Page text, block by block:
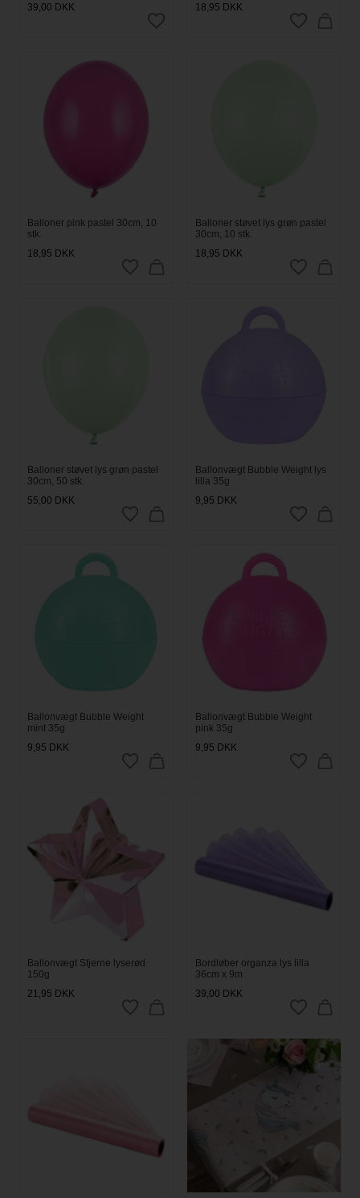
39,00 DKK
18,95 DKK
Balloner pink pastel 30cm, 10
stk.
18,95 DKK
Balloner støvet lys grøn pastel
30cm, 10 stk.
18,95 DKK
Balloner støvet lys grøn pastel
30cm, 50 stk.
55,00 DKK
Ballonvægt Bubble Weight lys
lilla 35g
9,95 DKK
Ballonvægt Bubble Weight
mint 35g
9,95 DKK
Ballonvægt Bubble Weight
pink 35g
9,95 DKK
Ballonvægt Stjerne lyserød
150g
21,95 DKK
Bordløber organza lys lilla
36cm x 9m
39,00 DKK